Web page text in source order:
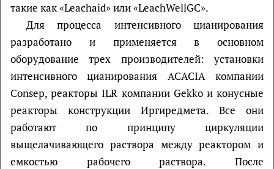
такие как «Leachaid» или «LeachWellGC».
Для процесса интенсивного цианирования
разработано и применяется в основном
оборудование трех производителей: установки
интенсивного цианирования ACACIA компании
Consep, реакторы ILR компании Gekko и конусные
реакторы конструкции Иргиредмета. Все они
работают по принципу циркуляции
выщелачивающего раствора между реактором и
емкостью рабочего раствора. После